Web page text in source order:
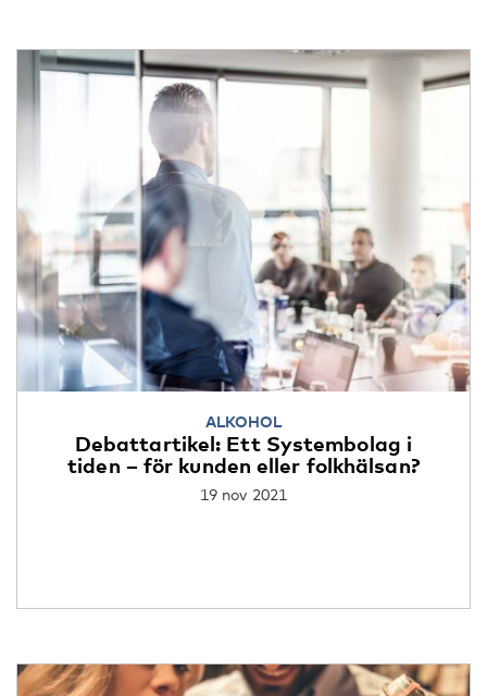
ALKOHOL
Debattartikel: Ett Systembolag i
tiden – för kunden eller folkhälsan?
19 nov 2021